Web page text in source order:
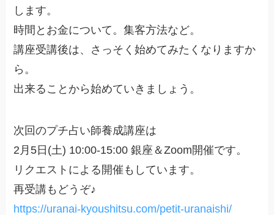
します。
時間とお金について。集客方法など。
講座受講後は、さっそく始めてみたくなりますか
ら。
出来ることから始めていきましょう。
次回のプチ占い師養成講座は
2月5日(土) 10:00-15:00 銀座＆Zoom開催です。
リクエストによる開催もしています。
再受講もどうぞ♪
https://uranai-kyoushitsu.com/petit-uranaishi/